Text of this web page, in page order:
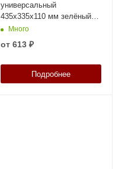
универсальный
435х335х110 мм зелёный
со сплошными стенками,
дном и крышкой
Много
от 613 ₽
Подробнее